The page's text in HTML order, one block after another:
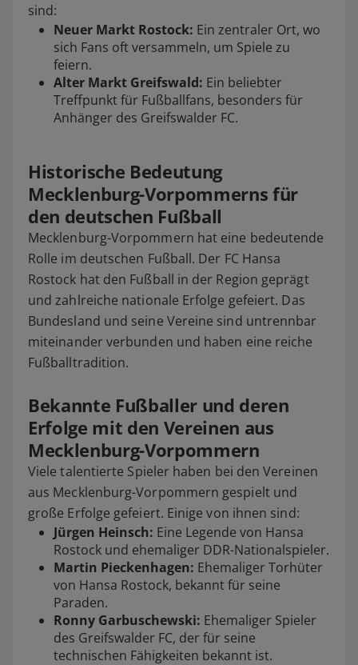
sind:
Neuer Markt Rostock: Ein zentraler Ort, wo
sich Fans oft versammeln, um Spiele zu
feiern.
Alter Markt Greifswald: Ein beliebter
Treffpunkt für Fußballfans, besonders für
Anhänger des Greifswalder FC.
Historische Bedeutung
Mecklenburg-Vorpommerns für
den deutschen Fußball
Mecklenburg-Vorpommern hat eine bedeutende
Rolle im deutschen Fußball. Der FC Hansa
Rostock hat den Fußball in der Region geprägt
und zahlreiche nationale Erfolge gefeiert. Das
Bundesland und seine Vereine sind untrennbar
miteinander verbunden und haben eine reiche
Fußballtradition.
Bekannte Fußballer und deren
Erfolge mit den Vereinen aus
Mecklenburg-Vorpommern
Viele talentierte Spieler haben bei den Vereinen
aus Mecklenburg-Vorpommern gespielt und
große Erfolge gefeiert. Einige von ihnen sind:
Jürgen Heinsch: Eine Legende von Hansa
Rostock und ehemaliger DDR-Nationalspieler.
Martin Pieckenhagen: Ehemaliger Torhüter
von Hansa Rostock, bekannt für seine
Paraden.
Ronny Garbuschewski: Ehemaliger Spieler
des Greifswalder FC, der für seine
technischen Fähigkeiten bekannt ist.